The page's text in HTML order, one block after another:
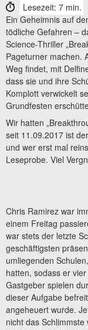
Lesezeit: 7 min.
Ein Geheimnis auf
tödliche Gefahren –
Science-Thriller
Pageturner machen.
Weg findet, mit
dass sie und ihre
Komplott verwickelt
Grundfesten
Wir hatten
seit 11.09.2017 ist
und wer erst mal
Leseprobe. Viel
Chris Ramirez war
einem Freitag
war stets der letzte
geschäftigsten
umliegenden
hatten, sodass er
Gastgeber spielen
dieser Aufgabe
angeheuert wurde.
nicht das